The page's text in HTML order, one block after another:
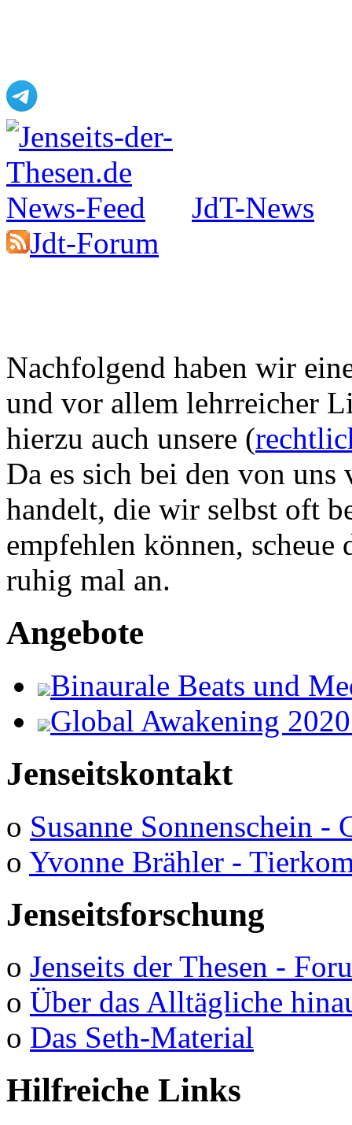
JdT-News
Jdt-Forum
Nachfolgend haben wir
und vor allem lehrreicher
hierzu auch unsere (
Da es sich bei den von
handelt, die wir selbst oft
empfehlen können,
ruhig mal an.
Angebote
Binaurale Beats und
Global Awakening
Jenseitskontakt
o Susanne Sonnenschein -
o Yvonne Brähler -
Jenseitsforschung
o Jenseits der Thesen -
o Über das Alltägliche
o Das Seth-Material
Hilfreiche Links